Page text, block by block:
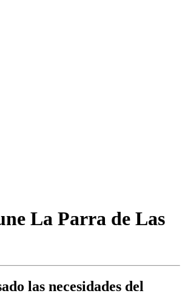
La Parra de Las
las necesidades del